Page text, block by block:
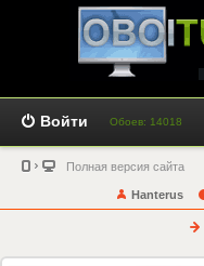
Войти Обоев: 14018
Полная версия сайта
Hanterus